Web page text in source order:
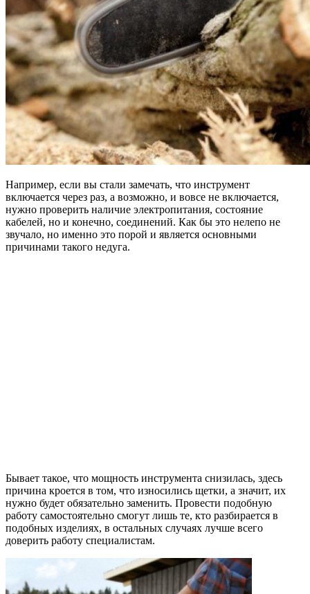
Например, если вы стали замечать, что инструмент
включается через раз, а возможно, и вовсе не включается,
нужно проверить наличие электропитания, состояние
кабелей, но и конечно, соединений. Как бы это нелепо не
звучало, но именно это порой и является основными
причинами такого недуга.
Бывает такое, что мощность инструмента снизилась, здесь
причина кроется в том, что износились щетки, а значит, их
нужно будет обязательно заменить. Провести подобную
работу самостоятельно смогут лишь те, кто разбирается в
подобных изделиях, в остальных случаях лучше всего
доверить работу специалистам.